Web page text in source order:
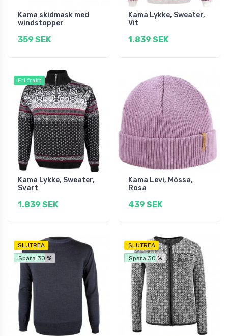
Kama skidmask med
windstopper
359 SEK
Kama Lykke, Sweater,
Vit
1.839 SEK
Fri frakt
Kama Lykke, Sweater,
Svart
1.839 SEK
Kama Levi, Mössa,
Rosa
439 SEK
SLUTREA
Fri frakt
Spara 30 %
SLUTREA
Fri frakt
Spara 30 %